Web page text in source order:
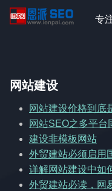
专
网站建设
网站建设价格到底
网站SEO之多平台
建设非模板网站
外贸建站必须启用
详解网站建设中如
外贸建站必读，网